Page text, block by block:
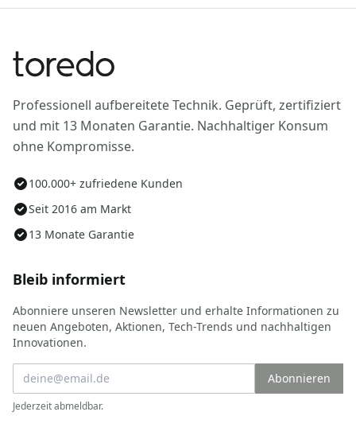
Professionell aufbereitete Technik. Geprüft, zertifiziert
und mit 13 Monaten Garantie. Nachhaltiger Konsum
ohne Kompromisse.
100.000+ zufriedene Kunden
Seit 2016 am Markt
13 Monate Garantie
Bleib informiert
Abonniere unseren Newsletter und erhalte Informationen zu
neuen Angeboten, Aktionen, Tech-Trends und nachhaltigen
Innovationen.
Abonnieren
Jederzeit abmeldbar.